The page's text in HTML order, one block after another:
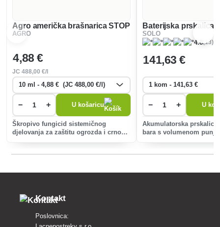
Agro američka brašnarica STOP
AGRO
4,88 €
JC488,00 €/l
− + U košaricu
Škropivo fungicid sistemičnog
djelovanja za zaštitu ogrozda i crnog
Baterijska prskalica
SOLO
4.8(13)
141,63 €
− + U
Akumulatorska prskalica
bara s volumenom
Kontakt
Poslovnica: